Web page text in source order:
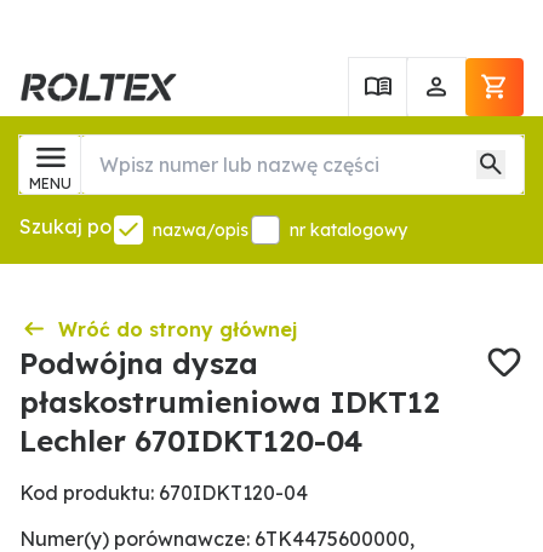
MENU
Szukaj po nazwa/opis nr katalogowy
Wróć do strony głównej
Podwójna dysza
płaskostrumieniowa IDKT12
Lechler 670IDKT120-04
Kod produktu: 670IDKT120-04
Numer(y) porównawcze: 6TK4475600000,